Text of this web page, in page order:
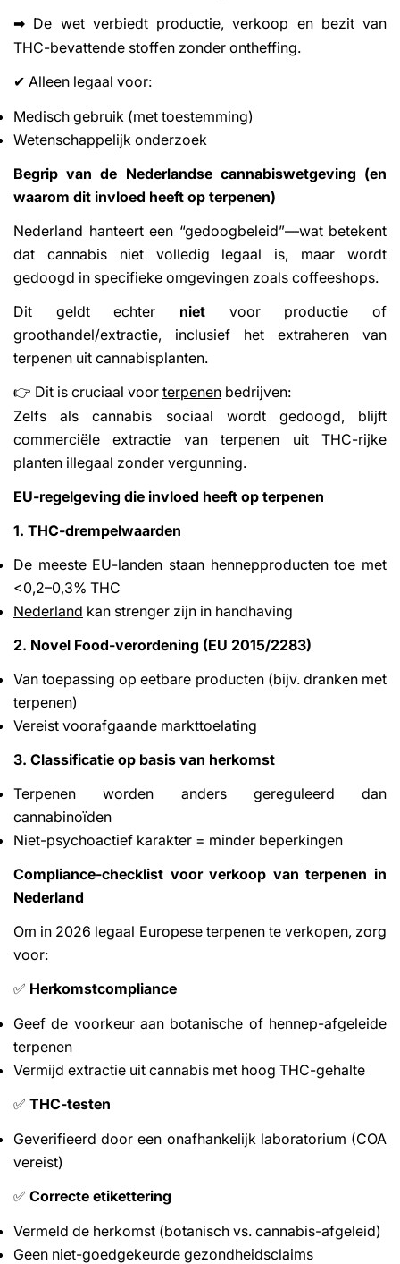
➡ De wet verbiedt productie, verkoop en bezit van
THC-bevattende stoffen zonder ontheffing.
✔ Alleen legaal voor:
Medisch gebruik (met toestemming)
Wetenschappelijk onderzoek
Begrip van de Nederlandse cannabiswetgeving (en
waarom dit invloed heeft op terpenen)
Nederland hanteert een “gedoogbeleid”—wat betekent
dat cannabis niet volledig legaal is, maar wordt
gedoogd in specifieke omgevingen zoals coffeeshops.
Dit geldt echter niet voor productie of
groothandel/extractie, inclusief het extraheren van
terpenen uit cannabisplanten.
👉 Dit is cruciaal voor terpenen bedrijven:
Zelfs als cannabis sociaal wordt gedoogd, blijft
commerciële extractie van terpenen uit THC-rijke
planten illegaal zonder vergunning.
EU-regelgeving die invloed heeft op terpenen
1. THC-drempelwaarden
De meeste EU-landen staan hennepproducten toe met
<0,2–0,3% THC
Nederland kan strenger zijn in handhaving
2. Novel Food-verordening (EU 2015/2283)
Van toepassing op eetbare producten (bijv. dranken met
terpenen)
Vereist voorafgaande markttoelating
3. Classificatie op basis van herkomst
Terpenen worden anders gereguleerd dan
cannabinoïden
Niet-psychoactief karakter = minder beperkingen
Compliance-checklist voor verkoop van terpenen in
Nederland
Om in 2026 legaal Europese terpenen te verkopen, zorg
voor:
✅ Herkomstcompliance
Geef de voorkeur aan botanische of hennep-afgeleide
terpenen
Vermijd extractie uit cannabis met hoog THC-gehalte
✅ THC-testen
Geverifieerd door een onafhankelijk laboratorium (COA
vereist)
✅ Correcte etikettering
Vermeld de herkomst (botanisch vs. cannabis-afgeleid)
Geen niet-goedgekeurde gezondheidsclaims